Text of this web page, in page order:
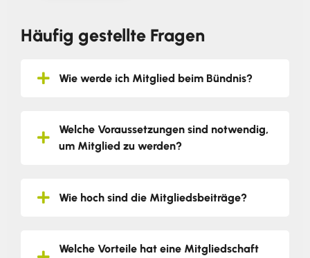
Häufig gestellte Fragen
Wie werde ich Mitglied beim Bündnis?
Welche Voraussetzungen sind notwendig,
um Mitglied zu werden?
Wie hoch sind die Mitgliedsbeiträge?
Welche Vorteile hat eine Mitgliedschaft